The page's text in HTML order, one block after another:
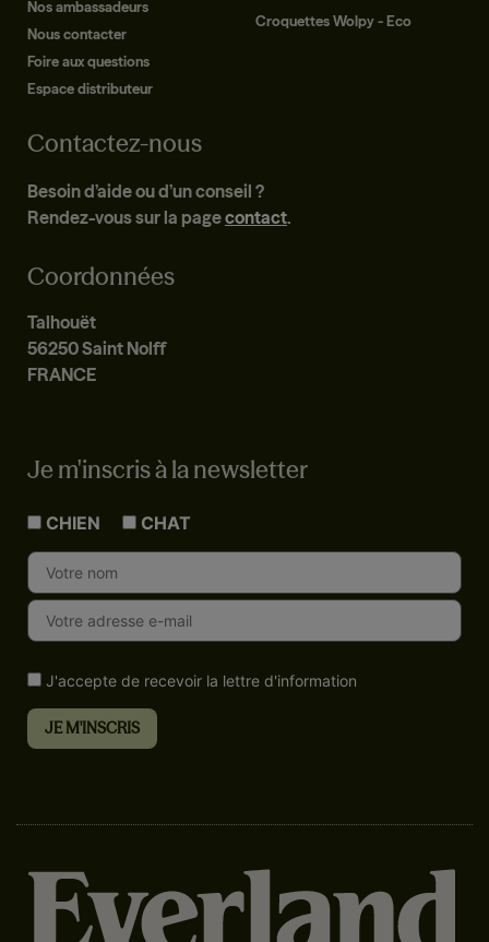
Nos ambassadeurs
Nous contacter
Foire aux questions
Espace distributeur
Croquettes Wolpy - Eco
Contactez-nous
Besoin d’aide ou d’un conseil ?
Rendez-vous sur la pagecontact.
Coordonnées
Talhouët
56250 Saint Nolff
FRANCE
Je m'inscris à la newsletter
CHIEN CHAT
J'accepte de recevoir la lettre d'information